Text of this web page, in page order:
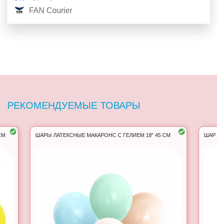
FAN Courier
РЕКОМЕНДУЕМЫЕ ТОВАРЫ
ШАРЫ ЛАТЕКСНЫЕ МАКАРОНС С ГЕЛИЕМ 18" 45 СМ ШАР